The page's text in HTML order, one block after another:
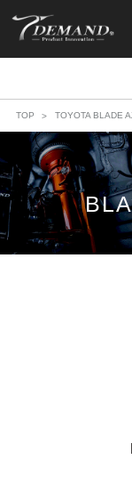
TOP TOYOTA BLADE